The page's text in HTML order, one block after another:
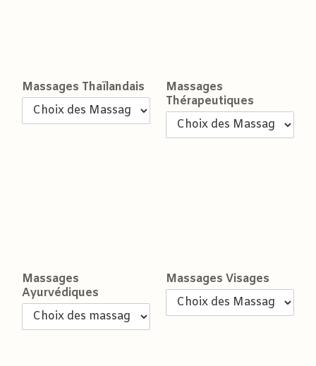
Massages Thaïlandais
Massages
Thérapeutiques
Massages
Ayurvédiques
Massages Visages